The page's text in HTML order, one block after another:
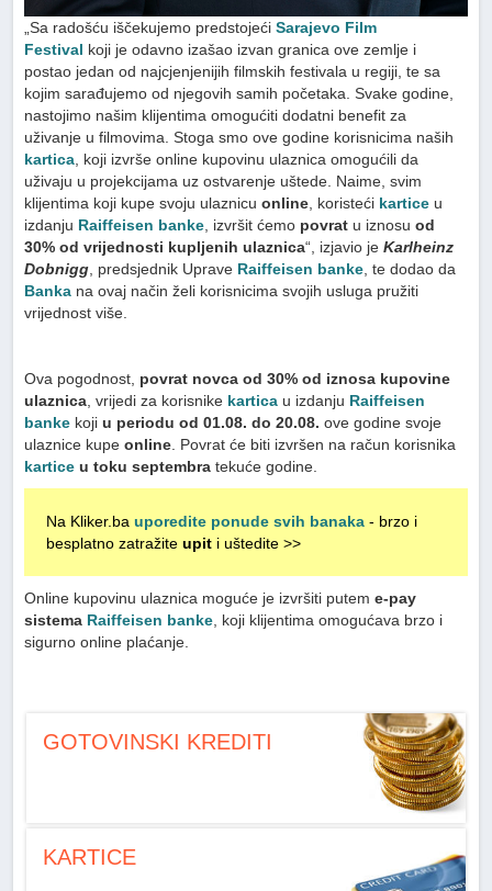
„Sa radošću iščekujemo predstojećiSarajevo Film
Festival koji je odavno izašao izvan granica ove zemlje i
postao jedan od najcjenjenijih filmskih festivala u regiji, te sa
kojim sarađujemo od njegovih samih početaka. Svake godine,
nastojimo našim klijentima omogućiti dodatni benefit za
uživanje u filmovima. Stoga smo ove godine korisnicima naših
kartica, koji izvrše online kupovinu ulaznica omogućili da
uživaju u projekcijama uz ostvarenje uštede. Naime, svim
klijentima koji kupe svoju ulaznicuonline, koristeći kartice u
izdanju Raiffeisen banke, izvršit ćemo povrat u iznosuod
30% od vrijednosti kupljenih ulaznica“, izjavio jeKarlheinz
Dobnigg, predsjednik Uprave Raiffeisen banke, te dodao da
Banka na ovaj način želi korisnicima svojih usluga pružiti
vrijednost više.
Ova pogodnost, povrat novca od 30% od iznosa kupovine
ulaznica, vrijedi za korisnike kartica u izdanju Raiffeisen
banke koji u periodu od 01.08. do 20.08. ove godine svoje
ulaznice kupeonline. Povrat će biti izvršen na račun korisnika
kartice u toku septembra tekuće godine.
Na Kliker.bauporedite ponude svih banaka - brzo i
besplatno zatražiteupit i uštedite >>
Online kupovinu ulaznica moguće je izvršiti puteme-pay
sistema Raiffeisen banke, koji klijentima omogućava brzo i
sigurno online plaćanje.
GOTOVINSKI KREDITI
KARTICE